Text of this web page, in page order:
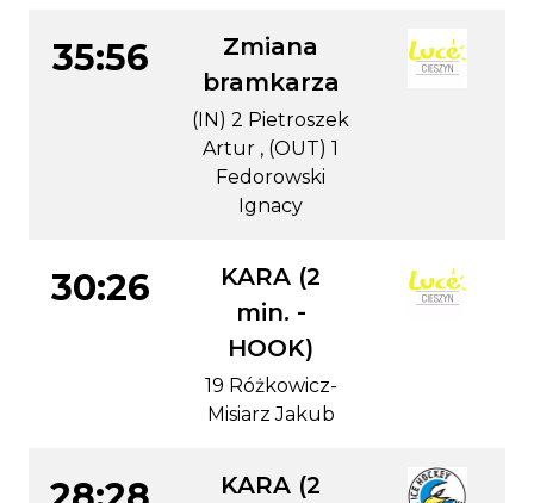
35:56
Zmiana
bramkarza
(IN) 2 Pietroszek
Artur , (OUT) 1
Fedorowski
Ignacy
30:26
KARA (2
min. -
HOOK)
19 Różkowicz-
Misiarz Jakub
KARA (2